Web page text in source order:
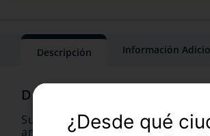
Descripción Información
Suplemento especial para
anemia, desnutrición y carencias
¿Desde qué